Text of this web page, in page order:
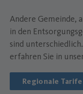
Andere Gemeinde,
in den
sind
erfahren Sie in
Regionale Tarife